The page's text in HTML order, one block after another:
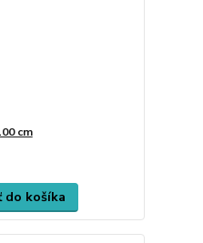
cm
do košíka